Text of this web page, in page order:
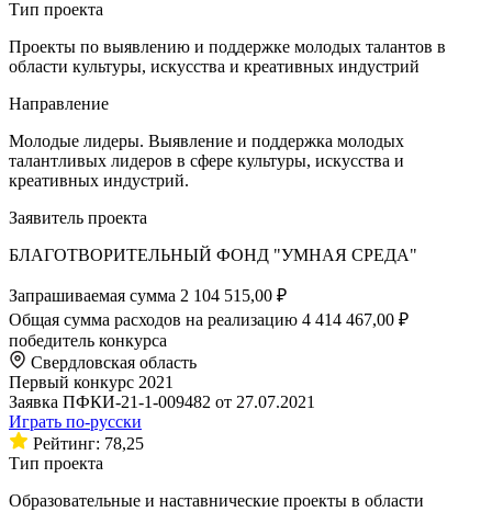
Тип проекта
Проекты по выявлению и поддержке молодых талантов в
области культуры, искусства и креативных индустрий
Направление
Молодые лидеры. Выявление и поддержка молодых
талантливых лидеров в сфере культуры, искусства и
креативных индустрий.
Заявитель проекта
БЛАГОТВОРИТЕЛЬНЫЙ ФОНД "УМНАЯ СРЕДА"
Запрашиваемая сумма 2 104 515,00 ₽
Общая сумма расходов на реализацию 4 414 467,00 ₽
победитель конкурса
Свердловская область
Первый конкурс 2021
Заявка ПФКИ-21-1-009482 от 27.07.2021
Играть по-русски
Рейтинг: 78,25
Тип проекта
Образовательные и наставнические проекты в области